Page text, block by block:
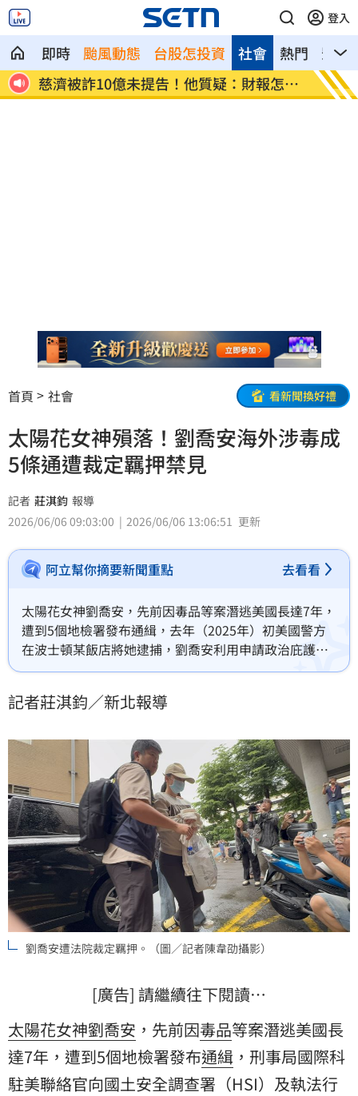
登入
即時 颱風動態 台股怎投資 熱門 影音
社會
慈濟被詐10億未提告！他質疑：財報怎麼
編
慈濟
首頁 社會 看新聞換好禮
太陽花女神殞落！劉喬安海外涉毒成
5條通遭裁定羈押禁見
記者 莊淇鈞 報導
2026/06/06 09:03:00
2026/06/06 13:06:51 更新
阿立幫你摘要新聞重點 去看看
太陽花女神劉喬安，先前因毒品等案潛逃美國長達7年，
遭到5個地檢署發布通緝，去年（2025年）初美國警方
在波士頓某飯店將她逮捕，劉喬安利用申請政治庇護等
手段不斷上訴，4日晚間仍被遣返回台，由刑事局移送新
晚間向法院聲請羈押禁見，經法院連夜召開羈押庭，今
記者莊淇鈞／新北報導
劉喬安遭法院裁定羈押。（圖／記者陳韋劭攝影）
[廣告] 請繼續往下閱讀…
太陽花女神劉喬安 ，先前因毒品等案潛逃美國長
達7年，遭到5個地檢署發布通緝 ，刑事局國際科
駐美聯絡官向國土安全調查署（HSI）及執法行